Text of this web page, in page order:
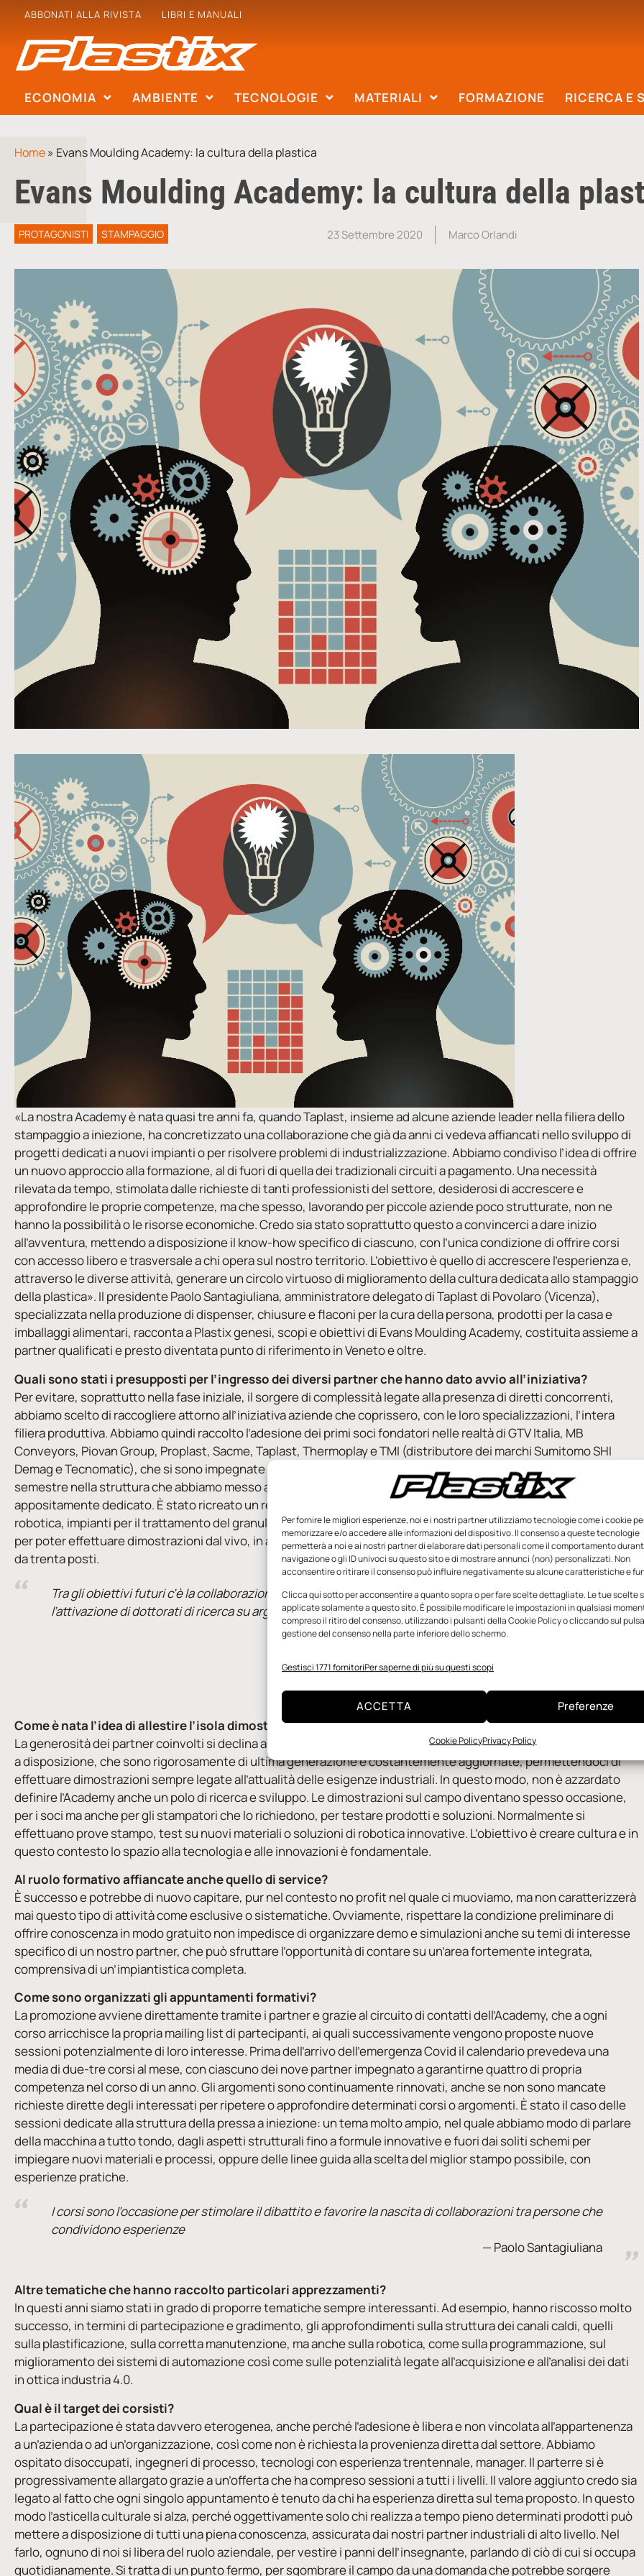
Per fornire le migliori esperienze, noi e i nostri partner utilizziamo tecnologie come i cookie
memorizzare e/o accedere alle informazioni del dispositivo. Il consenso a queste tecnologie
permetterà a noi e ai nostri partner di elaborare dati personali come il comportamento
navigazione o gli ID univoci su questo sito e di mostrare annunci (non) personalizzati. Non
acconsentire o ritirare il consenso può influire negativamente su alcune caratteristiche e
Clicca qui sotto per acconsentire a quanto sopra o per fare scelte dettagliate. Le tue scelte
applicate solamente a questo sito. È possibile modificare le impostazioni in qualsiasi
compreso il ritiro del consenso, utilizzando i pulsanti della Cookie Policy o cliccando sul
gestione del consenso nella parte inferiore dello schermo.
Gestisci 1771 fornitoriPer saperne di più su questi scopi
ACCETTA Preferenze
Cookie PolicyPrivacy Policy
ABBONATI ALLA RIVISTA LIBRI E MANUALI
ECONOMIA AMBIENTE TECNOLOGIE MATERIALI FORMAZIONE RICERCA E
Home» Evans Moulding Academy: la cultura della plastica
Evans Moulding Academy: la cultura della
PROTAGONISTI STAMPAGGIO 23 Settembre 2020 Marco Orlandi
«La nostra Academy è nata quasi tre anni fa, quando Taplast, insieme ad alcune aziende leader nella filiera dello
stampaggio a iniezione, ha concretizzato una collaborazione che già da anni ci vedeva affiancati nello sviluppo di
progetti dedicati a nuovi impianti o per risolvere problemi di industrializzazione. Abbiamo condiviso l’idea di offrire
un nuovo approccio alla formazione, al di fuori di quella dei tradizionali circuiti a pagamento. Una necessità
rilevata da tempo, stimolata dalle richieste di tanti professionisti del settore, desiderosi di accrescere e
approfondire le proprie competenze, ma che spesso, lavorando per piccole aziende poco strutturate, non ne
hanno la possibilità o le risorse economiche. Credo sia stato soprattutto questo a convincerci a dare inizio
all’avventura, mettendo a disposizione il know-how specifico di ciascuno, con l’unica condizione di offrire corsi
con accesso libero e trasversale a chi opera sul nostro territorio. L’obiettivo è quello di accrescere l’esperienza e,
attraverso le diverse attività, generare un circolo virtuoso di miglioramento della cultura dedicata allo stampaggio
della plastica». Il presidente Paolo Santagiuliana, amministratore delegato di Taplast di Povolaro (Vicenza),
specializzata nella produzione di dispenser, chiusure e flaconi per la cura della persona, prodotti per la casa e
imballaggi alimentari, racconta a Plastix genesi, scopi e obiettivi di Evans Moulding Academy, costituita assieme a
partner qualificati e presto diventata punto di riferimento in Veneto e oltre.
Quali sono stati i presupposti per l’ingresso dei diversi partner che hanno dato avvio all’iniziativa?
Per evitare, soprattutto nella fase iniziale, il sorgere di complessità legate alla presenza di diretti concorrenti,
abbiamo scelto di raccogliere attorno all’iniziativa aziende che coprissero, con le loro specializzazioni, l’intera
filiera produttiva. Abbiamo quindi raccolto l’adesione dei primi soci fondatori nelle realtà di GTV Italia, MB
Conveyors, Piovan Group, Proplast, Sacme, Taplast, Thermoplay e TMI (distributore dei marchi Sumitomo SHI
Demag e Tecnomatic), che si sono impegnate a garantire per le proprie competenze almeno due appuntamenti a
semestre nella struttura che abbiamo messo a disposizione presso la nostra sede, allestendo uno spazio
appositamente dedicato. È stato ricreato un reparto di stampaggio, comprensivo di presse a iniezione, sistemi di
robotica, impianti per il trattamento del granulo, sistemi per la gestione dei canali caldi e tutto quello che serve
per poter effettuare dimostrazioni dal vivo, in accompagnamento ai momenti formativi che avvengono in un’aula
da trenta posti.
Tra gli obiettivi futuri c’è la collaborazione con il mondo accademico e
l’attivazione di dottorati di ricerca su argomenti specifici
Paolo Santagiuliana
Come è nata l’idea di allestire l’isola dimostrativa?
La generosità dei partner coinvolti si declina anche attraverso la qualità dei macchinari e delle attrezzature messe
a disposizione, che sono rigorosamente di ultima generazione e costantemente aggiornate, permettendoci di
effettuare dimostrazioni sempre legate all’attualità delle esigenze industriali. In questo modo, non è azzardato
definire l’Academy anche un polo di ricerca e sviluppo. Le dimostrazioni sul campo diventano spesso occasione,
per i soci ma anche per gli stampatori che lo richiedono, per testare prodotti e soluzioni. Normalmente si
effettuano prove stampo, test su nuovi materiali o soluzioni di robotica innovative. L’obiettivo è creare cultura e in
questo contesto lo spazio alla tecnologia e alle innovazioni è fondamentale.
Al ruolo formativo affiancate anche quello di service?
È successo e potrebbe di nuovo capitare, pur nel contesto no profit nel quale ci muoviamo, ma non caratterizzerà
mai questo tipo di attività come esclusive o sistematiche. Ovviamente, rispettare la condizione preliminare di
offrire conoscenza in modo gratuito non impedisce di organizzare demo e simulazioni anche su temi di interesse
specifico di un nostro partner, che può sfruttare l’opportunità di contare su un’area fortemente integrata,
comprensiva di un’impiantistica completa.
Come sono organizzati gli appuntamenti formativi?
La promozione avviene direttamente tramite i partner e grazie al circuito di contatti dell’Academy, che a ogni
corso arricchisce la propria mailing list di partecipanti, ai quali successivamente vengono proposte nuove
sessioni potenzialmente di loro interesse. Prima dell’arrivo dell’emergenza Covid il calendario prevedeva una
media di due-tre corsi al mese, con ciascuno dei nove partner impegnato a garantirne quattro di propria
competenza nel corso di un anno. Gli argomenti sono continuamente rinnovati, anche se non sono mancate
richieste dirette degli interessati per ripetere o approfondire determinati corsi o argomenti. È stato il caso delle
sessioni dedicate alla struttura della pressa a iniezione: un tema molto ampio, nel quale abbiamo modo di parlare
della macchina a tutto tondo, dagli aspetti strutturali fino a formule innovative e fuori dai soliti schemi per
impiegare nuovi materiali e processi, oppure delle linee guida alla scelta del miglior stampo possibile, con
esperienze pratiche.
I corsi sono l’occasione per stimolare il dibattito e favorire la nascita di collaborazioni tra persone che
condividono esperienze
Paolo Santagiuliana
Altre tematiche che hanno raccolto particolari apprezzamenti?
In questi anni siamo stati in grado di proporre tematiche sempre interessanti. Ad esempio, hanno riscosso molto
successo, in termini di partecipazione e gradimento, gli approfondimenti sulla struttura dei canali caldi, quelli
sulla plastificazione, sulla corretta manutenzione, ma anche sulla robotica, come sulla programmazione, sul
miglioramento dei sistemi di automazione così come sulle potenzialità legate all’acquisizione e all’analisi dei dati
in ottica industria 4.0.
Qual è il target dei corsisti?
La partecipazione è stata davvero eterogenea, anche perché l’adesione è libera e non vincolata all’appartenenza
a un’azienda o ad un’organizzazione, così come non è richiesta la provenienza diretta dal settore. Abbiamo
ospitato disoccupati, ingegneri di processo, tecnologi con esperienza trentennale, manager. Il parterre si è
progressivamente allargato grazie a un’offerta che ha compreso sessioni a tutti i livelli. Il valore aggiunto credo sia
legato al fatto che ogni singolo appuntamento è tenuto da chi ha esperienza diretta sul tema proposto. In questo
modo l’asticella culturale si alza, perché oggettivamente solo chi realizza a tempo pieno determinati prodotti può
mettere a disposizione di tutti una piena conoscenza, assicurata dai nostri partner industriali di alto livello. Nel
farlo, ognuno di noi si libera del ruolo aziendale, per vestire i panni dell’insegnante, parlando di ciò di cui si occupa
quotidianamente. Si tratta di un punto fermo, per sgombrare il campo da una domanda che potrebbe sorgere